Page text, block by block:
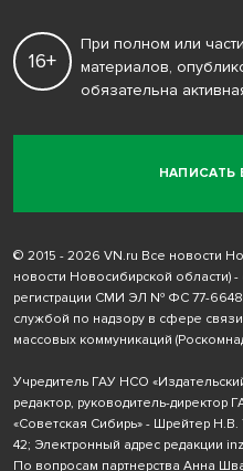
НАПИСАТЬ
16+
При полном или
материалов,
обязательна
© 2015 - 2026 VN.ru Все новости
новости Новосибирской области)
регистрации СМИ ЭЛ № ФС 77-
службой по надзору в сфере
массовых коммуникаций
Учредитель ГАУ НСО
редактор, руководитель-директор
«Советская Сибирь» - Шрейтер
42; Электронный адрес редакции
По вопросам партнерства Анна